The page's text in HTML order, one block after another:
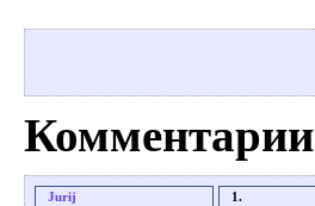
Комментарии
Jurij
1.